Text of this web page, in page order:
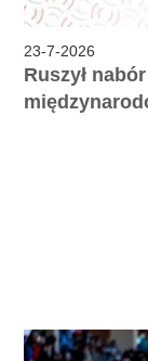
23-7-2026
Ruszył